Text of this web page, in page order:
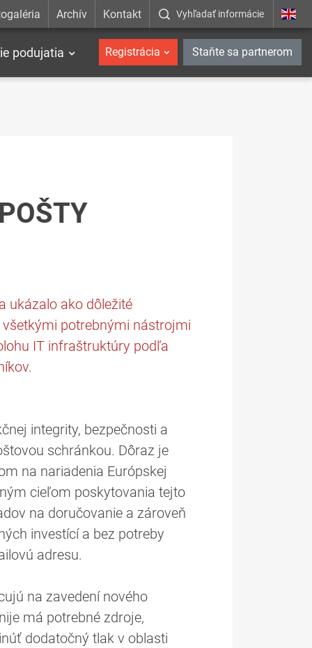
Archív Kontakt Vyhľadať informácie
podujatia Registrácia Staňte sa partnerom
ukázalo ako dôležité
potrebnými nástrojmi
IT infraštruktúry podľa
integrity, bezpečnosti a
schránkou. Dôraz je
na nariadenia Európskej
cieľom poskytovania tejto
na doručovanie a zároveň
investící a bez potreby
adresu.
na zavedení nového
má potrebné zdroje,
dodatočný tlak v oblasti